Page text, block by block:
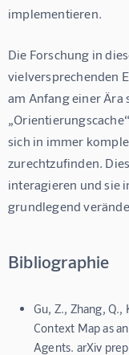
implementieren.
Die Forschung in
vielversprechenden
am Anfang einer Ära
sich in immer
zurechtzufinden.
interagieren und sie
grundlegend
Bibliographie
Gu, Z., Zhang, Q.,
Context Map as
Agents. arXiv